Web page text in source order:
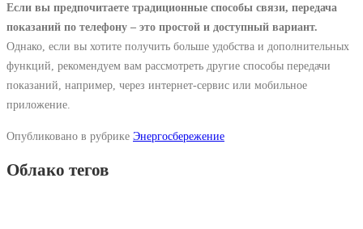
Если вы предпочитаете традиционные способы связи, передача
показаний по телефону – это простой и доступный вариант.
Однако, если вы хотите получить больше удобства и дополнительных
функций, рекомендуем вам рассмотреть другие способы передачи
показаний, например, через интернет-сервис или мобильное
приложение.
Опубликовано в рубрике Энергосбережение
Облако тегов